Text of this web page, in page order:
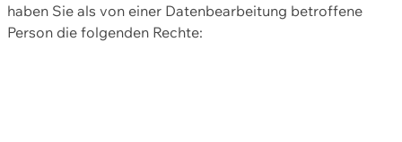
haben Sie als von einer Datenbearbeitung betroffene
Person die folgenden Rechte: